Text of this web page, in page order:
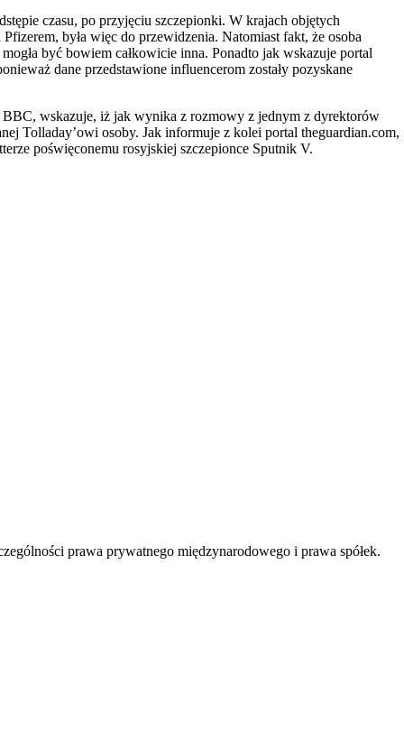
czasu, po przyjęciu szczepionki. W krajach objętych
była więc do przewidzenia. Natomiast fakt, że osoba
być bowiem całkowicie inna. Ponadto jak wskazuje portal
dane przedstawione influencerom zostały pozyskane
BBC, wskazuje, iż jak wynika z rozmowy z jednym z dyrektorów
Tolladay’owi osoby. Jak informuje z kolei portal theguardian.com,
poświęconemu rosyjskiej szczepionce Sputnik V.
prawa prywatnego międzynarodowego i prawa spółek.